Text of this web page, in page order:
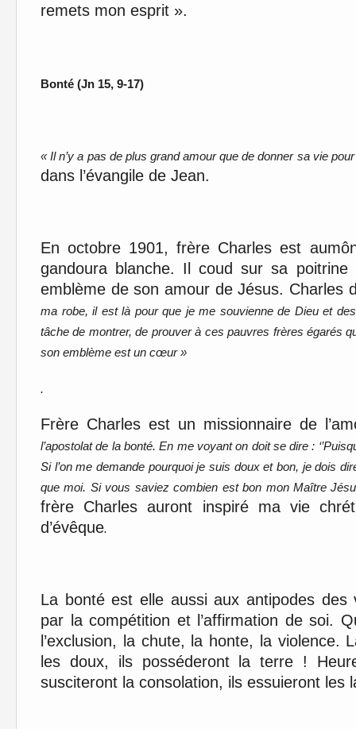
remets mon esprit ».
Bonté (Jn 15, 9-17)
« Il n’y a pas de plus grand amour que de donner sa vie
dans l’évangile de Jean.
En octobre 1901, frère Charles est
gandoura blanche. Il coud sur sa
emblème de son amour de Jésus. Charles
ma robe, il est là pour que je me souvienne de Dieu et
tâche de montrer, de prouver à ces pauvres frères égarés
son emblème est un cœur »
.
Frère Charles est un missionnaire de
l’apostolat de la bonté. En me voyant on doit se dire :
Si l’on me demande pourquoi je suis doux et bon, je dois
que moi. Si vous saviez combien est bon mon Maître
frère Charles auront inspiré ma vie
d’évêque.
La bonté est elle aussi aux antipodes des
par la compétition et l’affirmation de soi.
l’exclusion, la chute, la honte, la violence.
les doux, ils posséderont la terre !
susciteront la consolation, ils essuieront les